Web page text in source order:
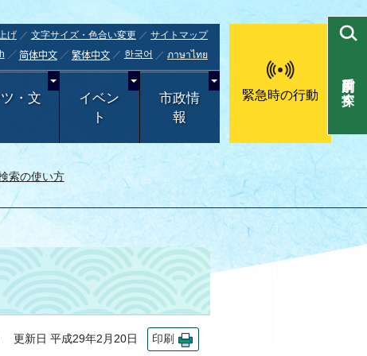
げ 文字サイズ・色合い変更
サイトマップ
简体中文 繁体中文 한국어 ภาษาไทย
・文
イベン
ト
市政情
報
緊急時の行動
索の使い方
目的別で探す
更新日 平成29年2月20日 印刷